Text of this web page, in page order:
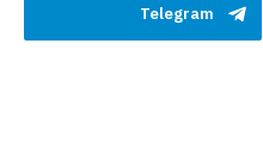
Telegram